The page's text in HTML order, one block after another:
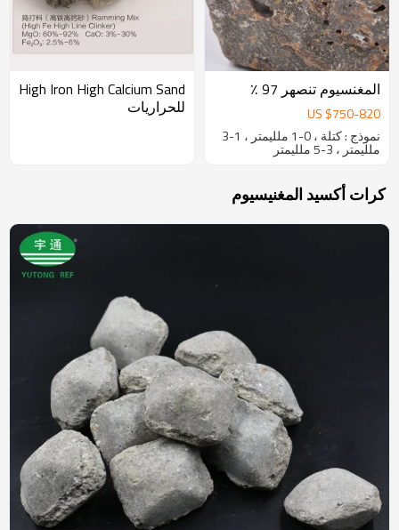
المغنسيوم تنصهر 97 ٪
US $750-820
نموذج : كتلة ، 0-1 ملليمتر ، 1-3
ملليمتر ، 3-5 ملليمتر
High Iron High Calcium Sand
للحراريات
كرات أكسيد المغنيسيوم